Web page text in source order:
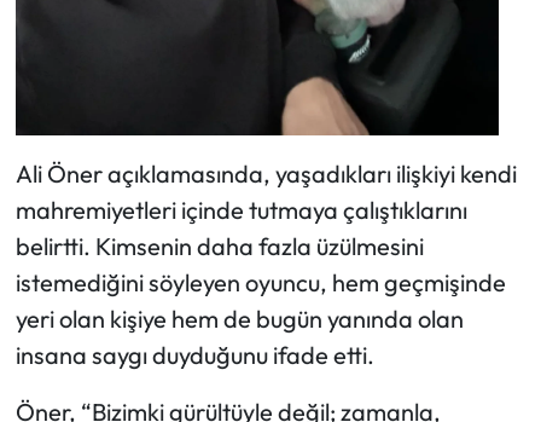
Ali Öner açıklamasında, yaşadıkları ilişkiyi kendi
mahremiyetleri içinde tutmaya çalıştıklarını
belirtti. Kimsenin daha fazla üzülmesini
istemediğini söyleyen oyuncu, hem geçmişinde
yeri olan kişiye hem de bugün yanında olan
insana saygı duyduğunu ifade etti.
Öner, “Bizimki gürültüyle değil; zamanla,